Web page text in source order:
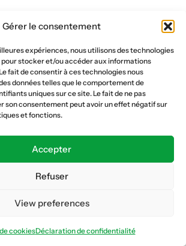
Gérer le consentement
expériences, nous utilisons des technologies
pour stocker et/ou accéder aux informations
fait de consentir à ces technologies nous
données telles que le comportement de
uniques sur ce site. Le fait de ne pas
son consentement peut avoir un effet négatif sur
et fonctions.
Accepter
Refuser
View preferences
cookiesDéclaration de confidentialité
civil
Website :